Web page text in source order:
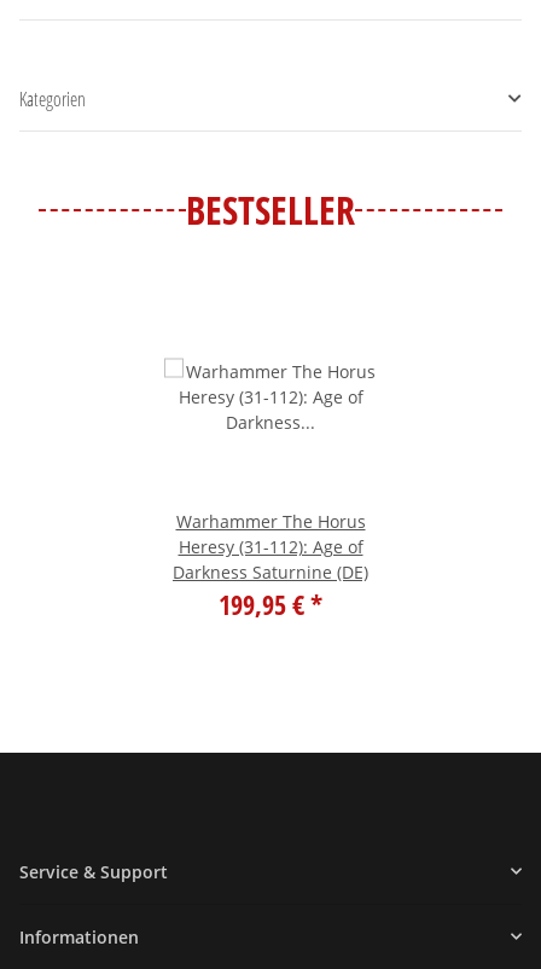
Kategorien
BESTSELLER
Warhammer The Horus
Heresy (31-112): Age of
Darkness Saturnine (DE)
199,95 €*
Service & Support
Informationen